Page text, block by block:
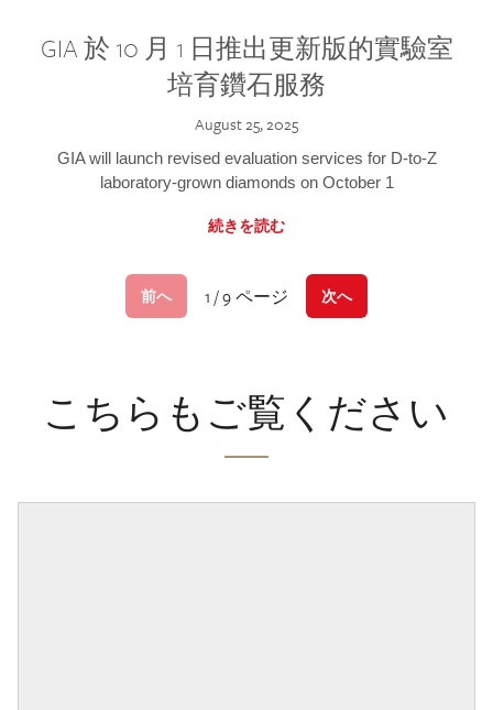
GIA 於 10 月 1 日推出更新版的實驗室
培育鑽石服務
August 25, 2025
GIA will launch revised evaluation services for D-to-Z
laboratory-grown diamonds on October 1
続きを読む
前へ 1 / 9 ページ 次へ
こちらもご覧ください